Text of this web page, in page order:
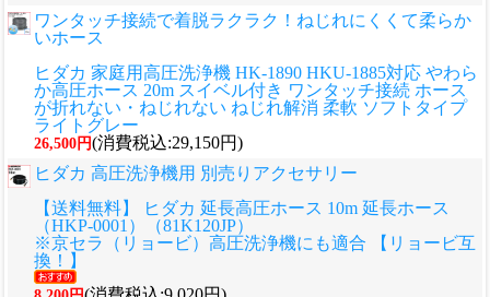
ワンタッチ接続で着脱ラクラク！ねじれにくくて柔らか
いホース
ヒダカ 家庭用高圧洗浄機 HK-1890 HKU-1885対応 やわら
か高圧ホース 20m スイベル付き ワンタッチ接続 ホース
が折れない・ねじれない ねじれ解消 柔軟 ソフトタイプ
ライトグレー
26,500円(消費税込:29,150円)
ヒダカ 高圧洗浄機用 別売りアクセサリー
【送料無料】 ヒダカ 延長高圧ホース 10m 延長ホース
（HKP-0001）（81K120JP）
※京セラ（リョービ）高圧洗浄機にも適合 【リョービ互
換！】